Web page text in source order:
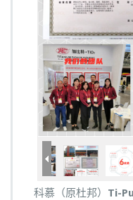
科慕（原杜邦） Ti-